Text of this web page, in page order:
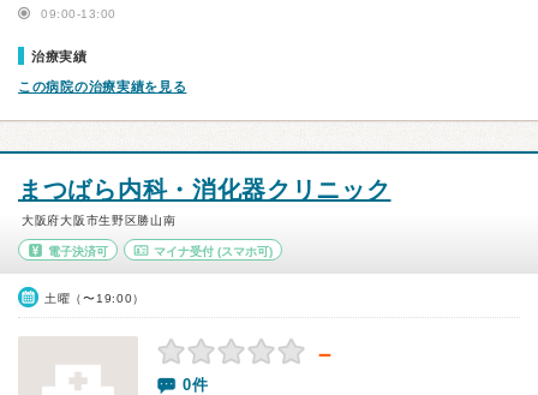
09:00-13:00
治療実績
この病院の治療実績を見る
まつばら内科・消化器クリニック
大阪府大阪市生野区勝山南
電子決済可 マイナ受付(スマホ可)
土曜（〜19:00）
－
0件